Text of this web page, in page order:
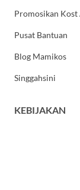
Promosikan Kost
Pusat Bantuan
Blog Mamikos
Singgahsini
KEBIJAKAN